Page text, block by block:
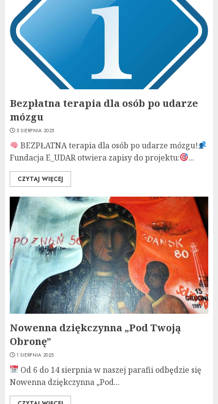
Bezpłatna terapia dla osób po udarze
mózgu
5 SIERPNIA 2025
BEZPŁATNA terapia dla osób po udarze mózgu!
Fundacja E_UDAR otwiera zapisy do projektu:
...
CZYTAJ WIĘCEJ
Nowenna dziękczynna „Pod Twoją
Obronę”
1 SIERPNIA 2025
Od 6 do 14 sierpnia w naszej parafii odbędzie się
Nowenna dziękczynna „Pod...